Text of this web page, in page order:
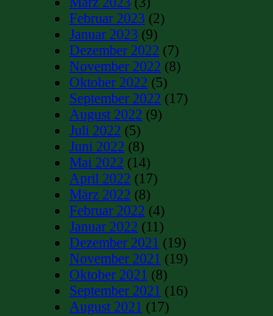
Februar 2023 (2)
Januar 2023 (9)
Dezember 2022 (7)
November 2022 (8)
Oktober 2022 (5)
September 2022 (17)
August 2022 (9)
Juli 2022 (5)
Juni 2022 (8)
Mai 2022 (14)
April 2022 (17)
März 2022 (8)
Februar 2022 (4)
Januar 2022 (11)
Dezember 2021 (19)
November 2021 (19)
Oktober 2021 (8)
September 2021 (16)
August 2021 (17)